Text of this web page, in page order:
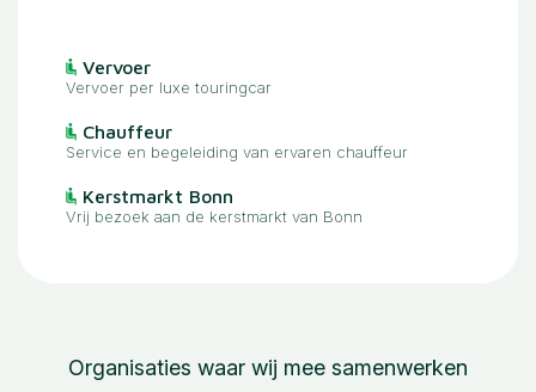
Vervoer
Vervoer per luxe touringcar
Chauffeur
Service en begeleiding van ervaren chauffeur
Kerstmarkt Bonn
Vrij bezoek aan de kerstmarkt van Bonn
Organisaties waar wij mee samenwerken